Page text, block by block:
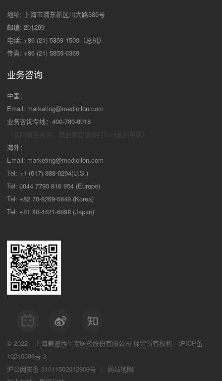
地址: 上海市浦东新区川大路585号
邮编: 201299
电话: +86 (21) 5859-1500（总机）
传真: +86 (21) 5859-6369
业务咨询
中国：
Email: marketing@medicilon.com
业务咨询专线：400-780-8018
海外：
Email: marketing@medicilon.com
Tel: +1 (617) 888-9294(U.S.)
Tel: 0044 7790 816 954 (Europe)
Tel: +82 70-8269-5849 (Korea)
Tel: +81 80-4421-6898 (Japan)
© 2022 上海美迪西生物医药股份有限公司 保留所有权利
沪ICP备
10216606号-3
沪公网安备 31011502012909号
|
网站地图